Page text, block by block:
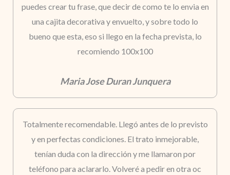
puedes crear tu frase, que decir de como te lo envia en
una cajita decorativa y envuelto, y sobre todo lo
bueno que esta, eso si llego en la fecha prevista, lo
recomiendo 100x100
Maria Jose Duran Junquera
Totalmente recomendable. Llegó antes de lo previsto
y en perfectas condiciones. El trato inmejorable,
tenían duda con la dirección y me llamaron por
teléfono para aclararlo. Volveré a pedir en otra oc